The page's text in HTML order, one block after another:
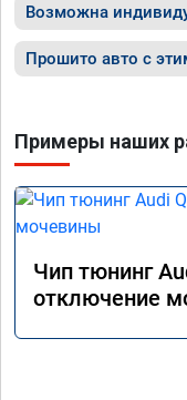
Возможна
Прошито авто с
Примеры наших
Чип тюнинг
отключение